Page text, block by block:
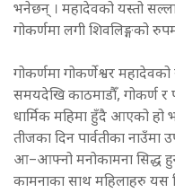
भनेछन् । महादेवको यस्तो
गोकर्णमा लगी शिवलिङ्गको
गोकर्णमा गोकर्णेश्वर
समयदेखि काठमाडौँ, गोकर्ण
धार्मिक महिमा हुँदै आएको हो
तीजका दिन पार्वतीका नाउँमा
आ–आफ्नो मनोकामना सिद्ध
कामनाका साथ महिलाहरु यस